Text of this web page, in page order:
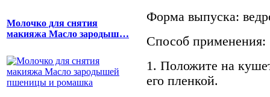
Молочко для снятия
макияжа Масло зародыш…
Форма выпуска:
Способ применения:
1. Положите на
его пленкой.